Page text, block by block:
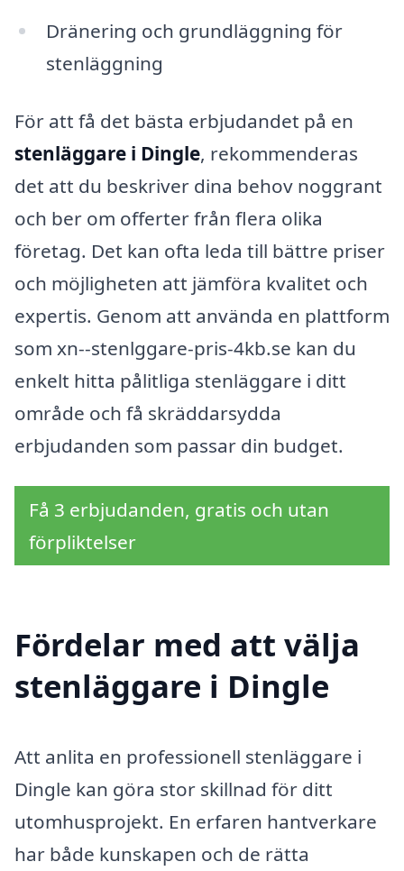
Dränering och grundläggning för
stenläggning
För att få det bästa erbjudandet på en
stenläggare i Dingle, rekommenderas
det att du beskriver dina behov noggrant
och ber om offerter från flera olika
företag. Det kan ofta leda till bättre priser
och möjligheten att jämföra kvalitet och
expertis. Genom att använda en plattform
som xn--stenlggare-pris-4kb.se kan du
enkelt hitta pålitliga stenläggare i ditt
område och få skräddarsydda
erbjudanden som passar din budget.
Få 3 erbjudanden, gratis och utan
förpliktelser
Fördelar med att välja
stenläggare i Dingle
Att anlita en professionell stenläggare i
Dingle kan göra stor skillnad för ditt
utomhusprojekt. En erfaren hantverkare
har både kunskapen och de rätta